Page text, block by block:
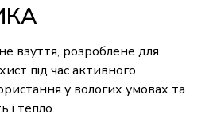
взуття, розроблене для
під час активного
у вологих умовах та
і тепло.